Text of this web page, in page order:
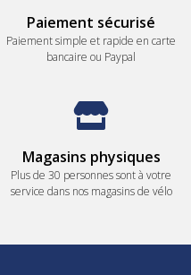
Paiement sécurisé
Paiement simple et rapide en carte
bancaire ou Paypal
Magasins physiques
Plus de 30 personnes sont à votre
service dans nos magasins de vélo